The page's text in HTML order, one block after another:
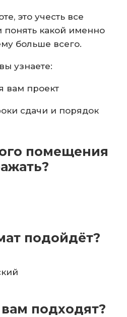
это учесть все
понять какой именно
больше всего.
вы узнаете:
вам проект
сдачи и порядок
помещения
подойдёт?
подходят?